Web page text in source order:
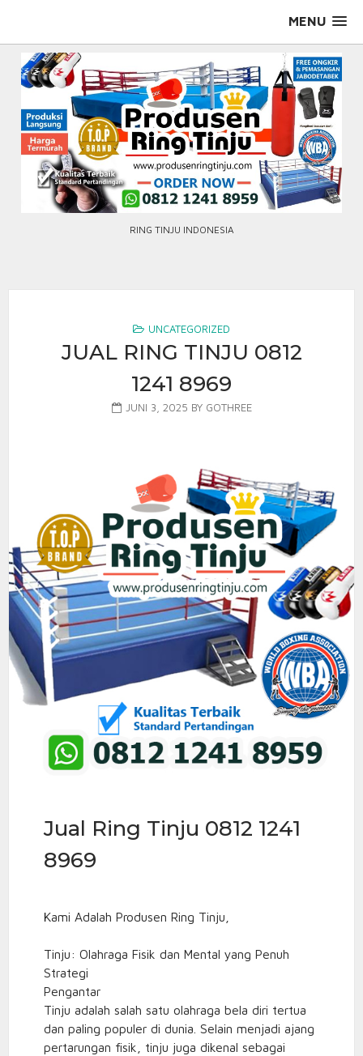
MENU
RING TINJU INDONESIA
UNCATEGORIZED
JUAL RING TINJU 0812
1241 8969
JUNI 3, 2025 BY GOTHREE
Jual Ring Tinju 0812 1241
8969
Kami Adalah Produsen Ring Tinju,
Tinju: Olahraga Fisik dan Mental yang Penuh
Strategi
Pengantar
Tinju adalah salah satu olahraga bela diri tertua
dan paling populer di dunia. Selain menjadi ajang
pertarungan fisik, tinju juga dikenal sebagai